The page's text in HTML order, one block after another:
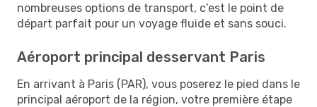
nombreuses options de transport, c’est le point de
départ parfait pour un voyage fluide et sans souci.
Aéroport principal desservant Paris
En arrivant à Paris (PAR), vous poserez le pied dans le
principal aéroport de la région, votre première étape